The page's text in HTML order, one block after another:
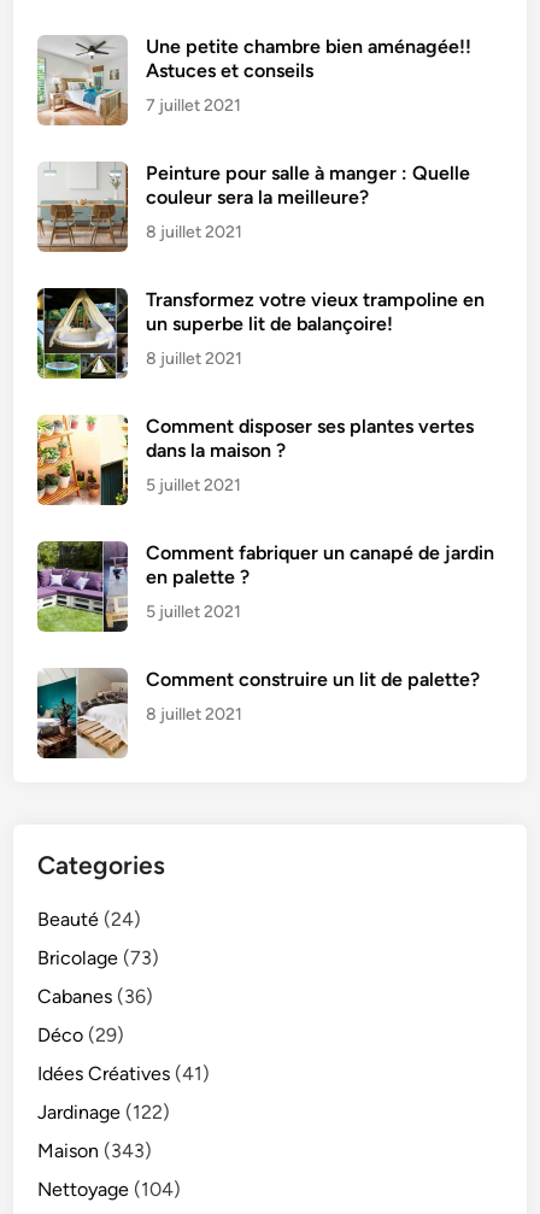
Une petite chambre bien aménagée!!
Astuces et conseils
7 juillet 2021
Peinture pour salle à manger : Quelle
couleur sera la meilleure?
8 juillet 2021
Transformez votre vieux trampoline en
un superbe lit de balançoire!
8 juillet 2021
Comment disposer ses plantes vertes
dans la maison ?
5 juillet 2021
Comment fabriquer un canapé de jardin
en palette ?
5 juillet 2021
Comment construire un lit de palette?
8 juillet 2021
Categories
Beauté (24)
Bricolage (73)
Cabanes (36)
Déco (29)
Idées Créatives (41)
Jardinage (122)
Maison (343)
Nettoyage (104)